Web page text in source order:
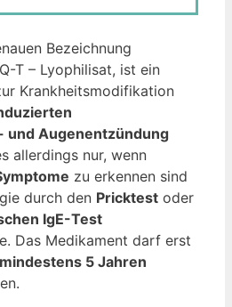
Bezeichnung
T – Lyophilisat, ist ein
Krankheitsmodifikation
und Augenentzündung
allerdings nur, wenn
zu erkennen sind
durch den Pricktest oder
IgE-Test
Das Medikament darf erst
mindestens 5 Jahren